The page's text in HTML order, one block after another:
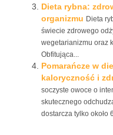
Dieta rybna:
organizmu Dieta
świecie zdrowego
wegetarianizmu oraz
Obfitująca...
Pomarańcze w
kaloryczność i
soczyste owoce o
skutecznego
dostarcza tylko około